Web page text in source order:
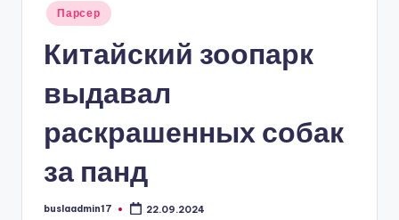
Опубликовано
Парсер
Китайский зоопарк
выдавал
раскрашенных собак
за панд
Запись
buslaadmin17 22.09.2024